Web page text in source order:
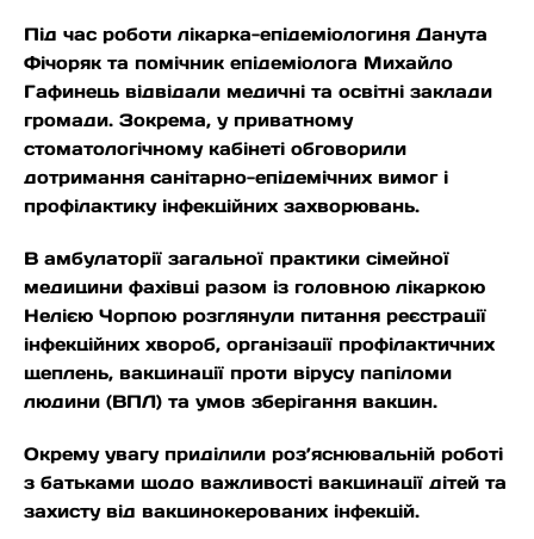
Під час роботи лікарка-епідеміологиня Данута
Фічоряк та помічник епідеміолога Михайло
Гафинець відвідали медичні та освітні заклади
громади. Зокрема, у приватному
стоматологічному кабінеті обговорили
дотримання санітарно-епідемічних вимог і
профілактику інфекційних захворювань.
В амбулаторії загальної практики сімейної
медицини фахівці разом із головною лікаркою
Нелією Чорпою розглянули питання реєстрації
інфекційних хвороб, організації профілактичних
щеплень, вакцинації проти вірусу папіломи
людини (ВПЛ) та умов зберігання вакцин.
Окрему увагу приділили роз’яснювальній роботі
з батьками щодо важливості вакцинації дітей та
захисту від вакцинокерованих інфекцій.